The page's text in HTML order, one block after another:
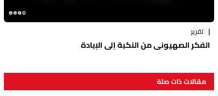
تقرير
الفكر الصهيوني من النكبة إلى الإبادة
مقالات ذات صلة